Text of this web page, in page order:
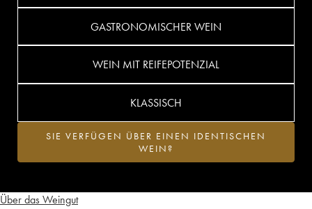
Über das Weingut
GASTRONOMISCHER WEIN
WEIN MIT REIFEPOTENZIAL
KLASSISCH
SIE VERFÜGEN ÜBER EINEN IDENTISCHEN
WEIN?